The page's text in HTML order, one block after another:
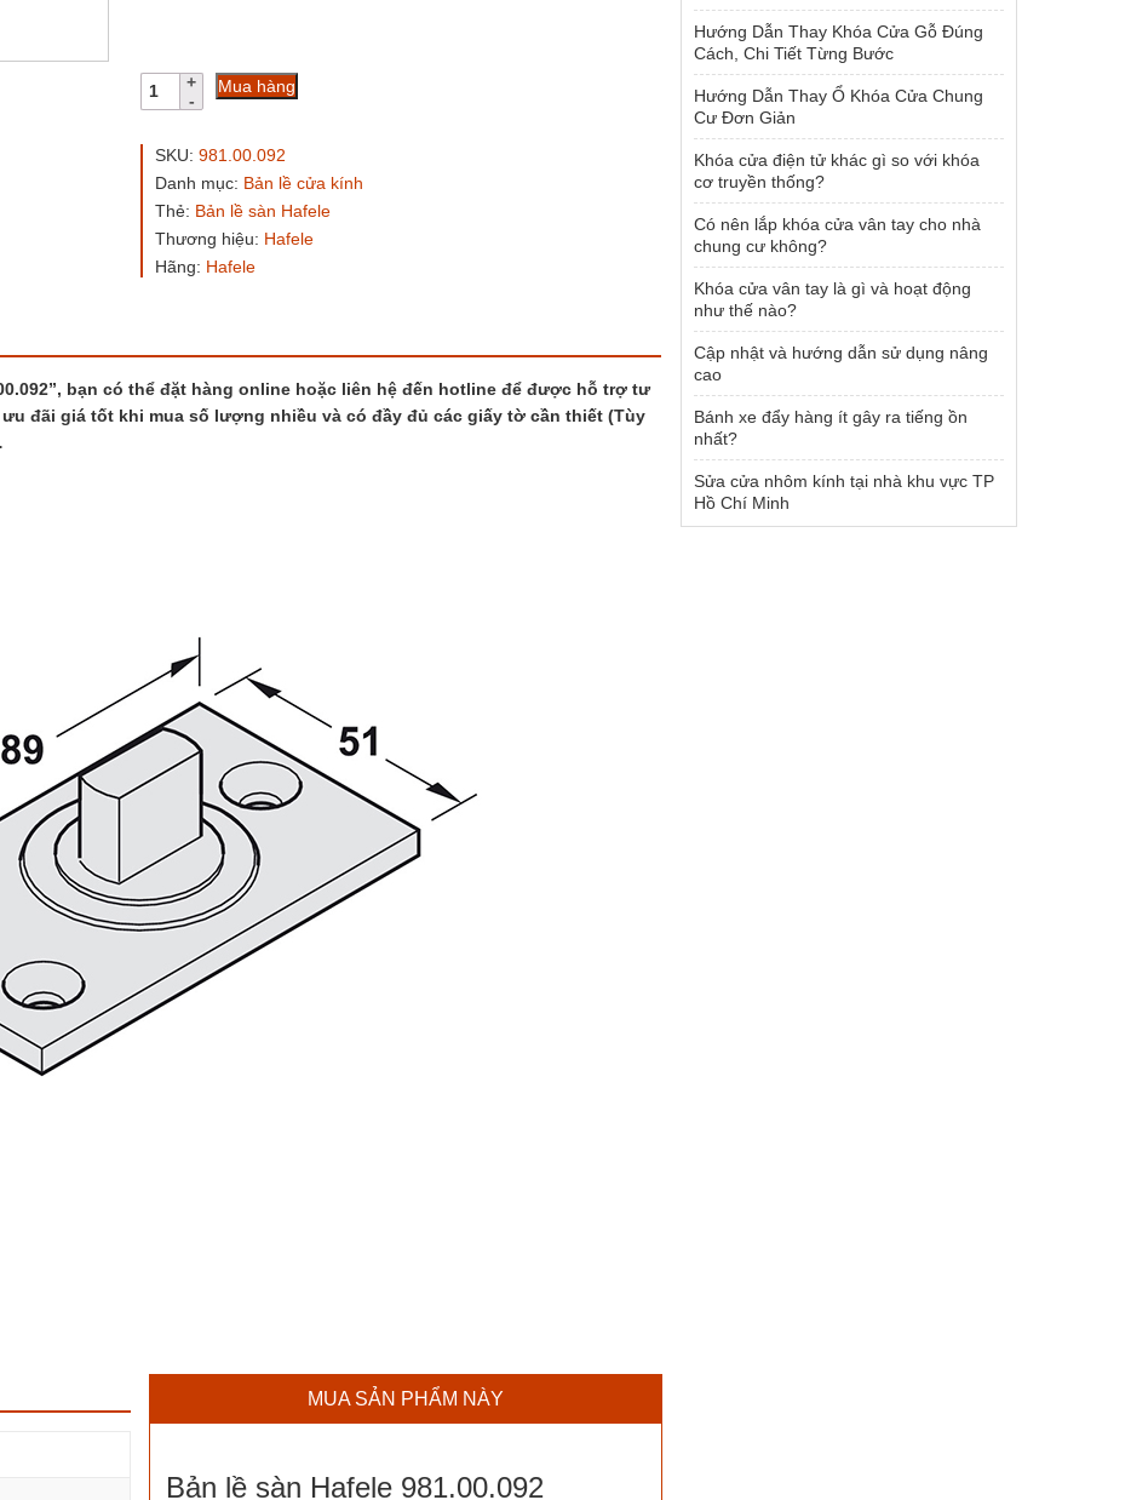
Bản
Hafele
số
lượng
Mua hàng
SKU: 981.00.092
Danh mục: Bản lề cửa kính
Thẻ: Bản lề sàn Hafele
Thương hiệu: Hafele
Hãng: Hafele
bạn có thể đặt hàng online hoặc liên hệ đến hotline để được hỗ trợ tư
đãi giá tốt khi mua số lượng nhiều và có đầy đủ các giấy tờ cần thiết (Tùy
MUA SẢN PHẨM NÀY
Bản lề sàn Hafele 981.00.092
Hướng Dẫn Thay Khóa Cửa Gỗ Đúng
Cách, Chi Tiết Từng Bước
Hướng Dẫn Thay Ổ Khóa Cửa Chung
Cư Đơn Giản
Khóa cửa điện tử khác gì so với khóa
cơ truyền thống?
Có nên lắp khóa cửa vân tay cho nhà
chung cư không?
Khóa cửa vân tay là gì và hoạt động
như thế nào?
Cập nhật và hướng dẫn sử dụng nâng
cao
Bánh xe đẩy hàng ít gây ra tiếng ồn
nhất?
Sửa cửa nhôm kính tại nhà khu vực TP
Hồ Chí Minh